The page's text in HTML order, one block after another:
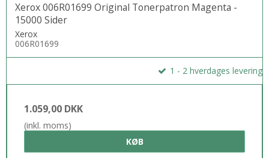
Xerox 006R01699 Original Tonerpatron Magenta -
15000 Sider
Xerox
006R01699
1 - 2 hverdages levering
1.059,00 DKK
(inkl. moms)
KØB